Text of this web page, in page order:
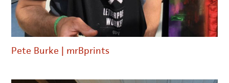
Pete Burke | mrBprints